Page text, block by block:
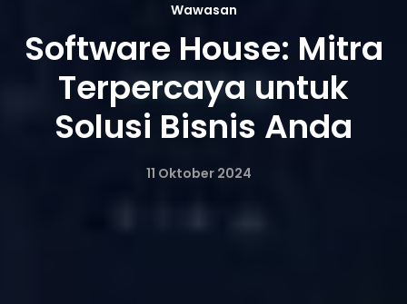
Wawasan
Software House: Mitra
Terpercaya untuk
Solusi Bisnis Anda
11 Oktober 2024